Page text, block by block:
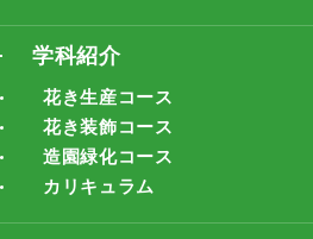
学科紹介
花き生産コース
花き装飾コース
造園緑化コース
カリキュラム